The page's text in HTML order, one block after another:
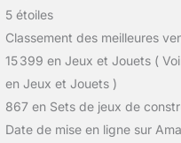
5 étoiles
Classement des meilleures
15 399 en Jeux et Jouets (
en Jeux et Jouets )
867 en Sets de jeux de
Date de mise en ligne sur